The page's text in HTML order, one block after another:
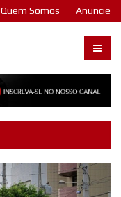
Quem Somos Anuncie